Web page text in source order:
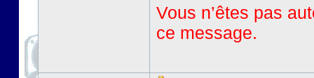
Vous n’êtes pas
ce message.